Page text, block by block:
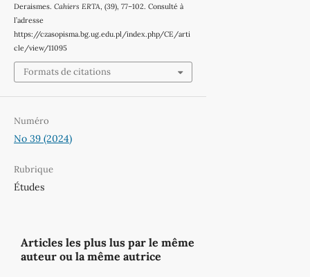
Deraismes. Cahiers ERTA, (39), 77–102. Consulté à
l’adresse
https://czasopisma.bg.ug.edu.pl/index.php/CE/arti
cle/view/11095
Formats de citations
Numéro
No 39 (2024)
Rubrique
Études
Articles les plus lus par le même
auteur ou la même autrice